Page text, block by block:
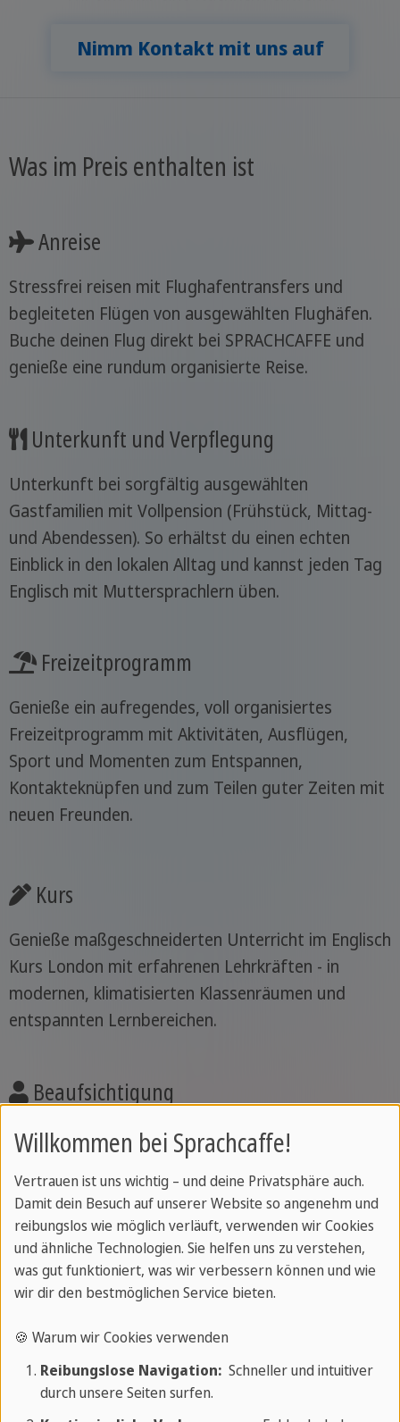
Nimm Kontakt mit uns auf
Was im Preis enthalten ist
Anreise
Stressfrei reisen mit Flughafentransfers und
begleiteten Flügen von ausgewählten Flughäfen.
Buche deinen Flug direkt bei SPRACHCAFFE und
genieße eine rundum organisierte Reise.
Unterkunft und Verpflegung
Unterkunft bei sorgfältig ausgewählten
Gastfamilien mit Vollpension (Frühstück, Mittag-
und Abendessen). So erhältst du einen echten
Einblick in den lokalen Alltag und kannst jeden Tag
Englisch mit Muttersprachlern üben.
Freizeitprogramm
Genieße ein aufregendes, voll organisiertes
Freizeitprogramm mit Aktivitäten, Ausflügen,
Sport und Momenten zum Entspannen,
Kontakteknüpfen und zum Teilen guter Zeiten mit
neuen Freunden.
Kurs
Genieße maßgeschneiderten Unterricht im Englisch
Kurs London mit erfahrenen Lehrkräften - in
modernen, klimatisierten Klassenräumen und
entspannten Lernbereichen.
Beaufsichtigung
Unsere engagierten Teamer beaufsichtigen dich
rund um die Uhr und sorgen für Sicherheit und
Unterstützung.
Zertifikat
Am Ende Ihres Aufenthalts erhalten Sie Ihr
offizielles SPRACHCAFFE-Zertifikat, das Ihre
Leistungen und Fortschritte während Ihres
Sprachkurses bestätigt.
Willkommen bei Sprachcaffe!
Vertrauen ist uns wichtig – und deine Privatsphäre auch.
Damit dein Besuch auf unserer Website so angenehm und
reibungslos wie möglich verläuft, verwenden wir Cookies
und ähnliche Technologien. Sie helfen uns zu verstehen,
was gut funktioniert, was wir verbessern können und wie
wir dir den bestmöglichen Service bieten.
🍪 Warum wir Cookies verwenden
Reibungslose Navigation:Schneller und intuitiver
durch unsere Seiten surfen.